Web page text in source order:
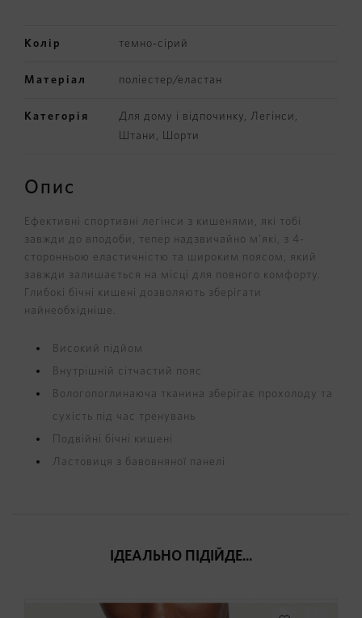
Колір темно-сірий
Матеріал поліестер/еластан
Категорія Для дому і відпочинку
Легінси,
Штани, Шорти
Опис
Ефективні спортивні легінси з кишенями, які тобі
завжди до вподоби, тепер надзвичайно м’які, з 4-
сторонньою еластичністю та широким поясом, який
завжди залишається на місці для повного комфорту.
Глибокі бічні кишені дозволяють зберігати
найнеобхідніше.
Високий підйом
Внутрішній сітчастий пояс
Вологопоглинаюча тканина зберігає прохолоду та
сухість під час тренувань
Подвійні бічні кишені
Ластовиця з бавовняної панелі
ІДЕАЛЬНО ПІДІЙДЕ...